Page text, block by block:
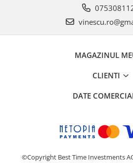
MAGAZINUL
CLIENTI
DATE
©Copyright Best Time Investments